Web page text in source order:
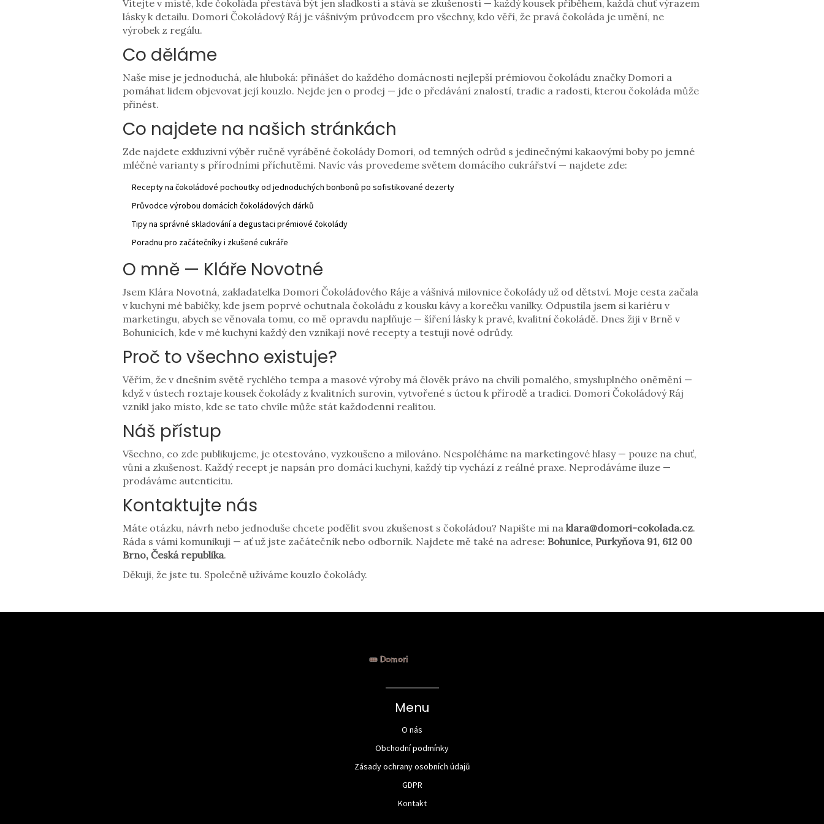
Vítejte v místě, kde čokoláda přestává být jen sladkostí a stává se zkušeností — každý kousek příběhem, každá chuť výrazem
lásky k detailu. Domori Čokoládový Ráj je vášnivým průvodcem pro všechny, kdo věří, že pravá čokoláda je umění, ne
výrobek z regálu.
Co děláme
Naše mise je jednoduchá, ale hluboká: přinášet do každého domácnosti nejlepší prémiovou čokoládu značky Domori a
pomáhat lidem objevovat její kouzlo. Nejde jen o prodej — jde o předávání znalostí, tradic a radosti, kterou čokoláda může
přinést.
Co najdete na našich stránkách
Zde najdete exkluzivní výběr ručně vyráběné čokolády Domori, od temných odrůd s jedinečnými kakaovými boby po jemné
mléčné varianty s přírodními příchutěmi. Navíc vás provedeme světem domácího cukrářství — najdete zde:
Recepty na čokoládové pochoutky od jednoduchých bonbonů po sofistikované dezerty
Průvodce výrobou domácích čokoládových dárků
Tipy na správné skladování a degustaci prémiové čokolády
Poradnu pro začátečníky i zkušené cukráře
O mně — Kláře Novotné
Jsem Klára Novotná, zakladatelka Domori Čokoládového Ráje a vášnivá milovnice čokolády už od dětství. Moje cesta začala
v kuchyni mé babičky, kde jsem poprvé ochutnala čokoládu z kousku kávy a korečku vanilky. Odpustila jsem si kariéru v
marketingu, abych se věnovala tomu, co mě opravdu naplňuje — šíření lásky k pravé, kvalitní čokoládě. Dnes žiji v Brně v
Bohunicích, kde v mé kuchyni každý den vznikají nové recepty a testuji nové odrůdy.
Proč to všechno existuje?
Věřím, že v dnešním světě rychlého tempa a masové výroby má člověk právo na chvíli pomalého, smysluplného oněmění —
když v ústech roztaje kousek čokolády z kvalitních surovin, vytvořené s úctou k přírodě a tradici. Domori Čokoládový Ráj
vznikl jako místo, kde se tato chvíle může stát každodenní realitou.
Náš přístup
Všechno, co zde publikujeme, je otestováno, vyzkoušeno a milováno. Nespoléháme na marketingové hlasy — pouze na chuť,
vůni a zkušenost. Každý recept je napsán pro domácí kuchyni, každý tip vychází z reálné praxe. Neprodáváme iluze —
prodáváme autenticitu.
Kontaktujte nás
Máte otázku, návrh nebo jednoduše chcete podělit svou zkušenost s čokoládou? Napište mi na klara@domori-cokolada.cz.
Ráda s vámi komunikuji — ať už jste začátečník nebo odborník. Najdete mě také na adrese: Bohunice, Purkyňova 91, 612 00
Brno, Česká republika.
Děkuji, že jste tu. Společně užíváme kouzlo čokolády.
Menu
O nás
Obchodní podmínky
Zásady ochrany osobních údajů
GDPR
Kontakt